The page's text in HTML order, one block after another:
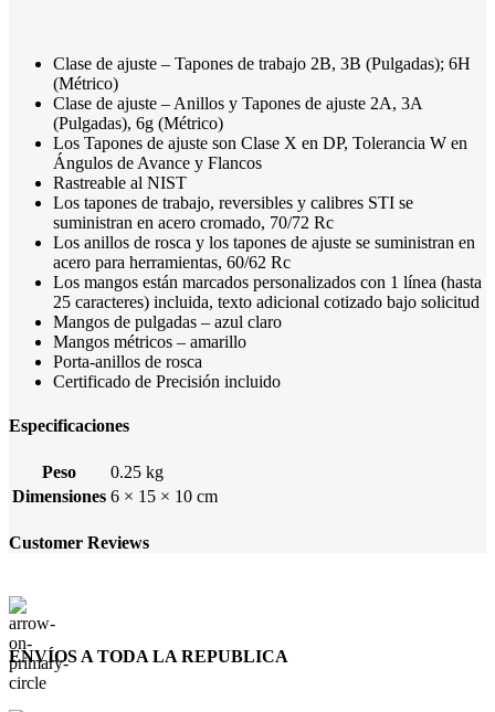
Clase de ajuste – Tapones de trabajo 2B, 3B (Pulgadas); 6H
(Métrico)
Clase de ajuste – Anillos y Tapones de ajuste 2A, 3A
(Pulgadas), 6g (Métrico)
Los Tapones de ajuste son Clase X en DP, Tolerancia W en
Ángulos de Avance y Flancos
Rastreable al NIST
Los tapones de trabajo, reversibles y calibres STI se
suministran en acero cromado, 70/72 Rc
Los anillos de rosca y los tapones de ajuste se suministran en
acero para herramientas, 60/62 Rc
Los mangos están marcados personalizados con 1 línea (hasta
25 caracteres) incluida, texto adicional cotizado bajo solicitud
Mangos de pulgadas – azul claro
Mangos métricos – amarillo
Porta-anillos de rosca
Certificado de Precisión incluido
Especificaciones
Peso
0.25 kg
Dimensiones 6 × 15 × 10 cm
Customer Reviews
ENVÍOS A TODA LA REPUBLICA